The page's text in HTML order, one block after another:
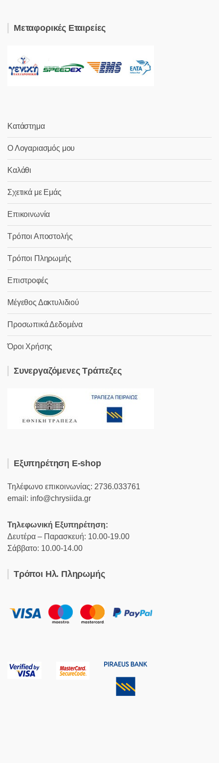
Μεταφορικές Εταιρείες
Κατάστημα
Ο Λογαριασμός μου
Καλάθι
Σχετικά με Εμάς
Επικοινωνία
Τρόποι Αποστολής
Τρόποι Πληρωμής
Επιστροφές
Μέγεθος Δακτυλιδιού
Προσωπικά Δεδομένα
Όροι Χρήσης
Συνεργαζόμενες Τράπεζες
Εξυπηρέτηση E-shop
Τηλέφωνο επικοινωνίας: 2736.033761
email: info@chrysiida.gr
Τηλεφωνική Εξυπηρέτηση:
Δευτέρα – Παρασκευή: 10.00-19.00
Σάββατο: 10.00-14.00
Τρόποι Ηλ. Πληρωμής